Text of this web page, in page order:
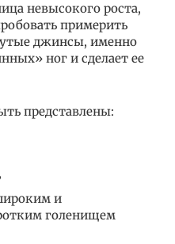
невысокого роста,
примерить
джинсы, именно
ног и сделает ее
представлены:
и
голенищем